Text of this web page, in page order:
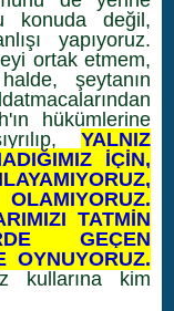
konuda değil,
yapıyoruz.
ortak etmem,
şeytanın
hükümlerine
YALNIZ
İÇİN,
TATMİN
GEÇEN
OYNUYORUZ.
kullarına kim